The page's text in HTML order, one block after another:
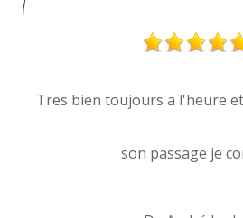
Tres bien toujours a l'heure
son passage je